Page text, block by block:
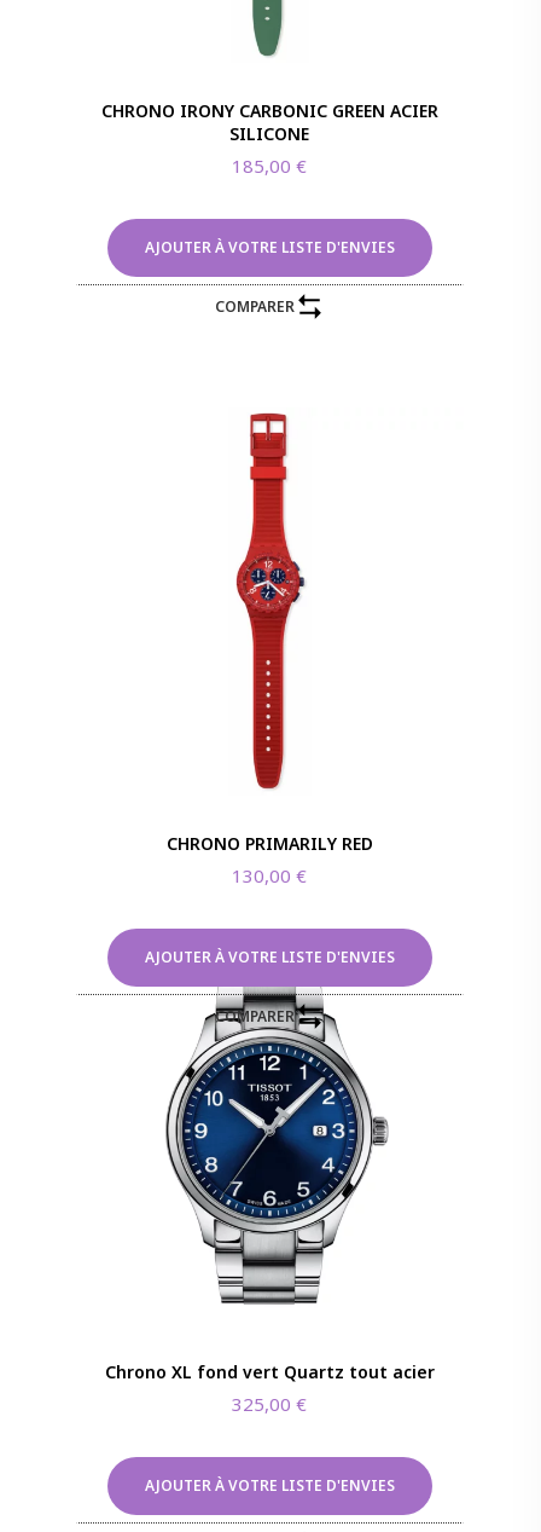
CHRONO IRONY CARBONIC GREEN ACIER
SILICONE
185,00€
AJOUTER À VOTRE LISTE D'ENVIES
COMPARER
CHRONO PRIMARILY RED
130,00€
AJOUTER À VOTRE LISTE D'ENVIES
COMPARER
Chrono XL fond vert Quartz tout acier
325,00€
AJOUTER À VOTRE LISTE D'ENVIES